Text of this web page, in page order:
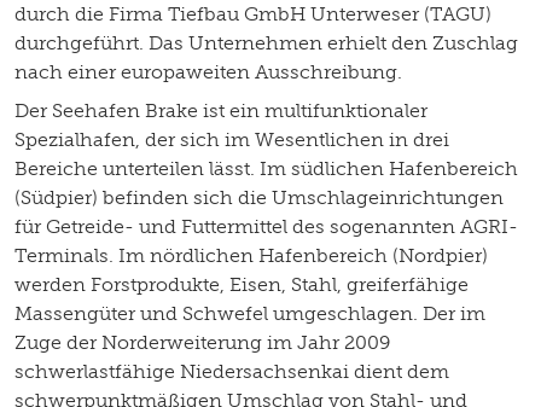
durch die Firma Tiefbau GmbH Unterweser (TAGU)
durchgeführt. Das Unternehmen erhielt den Zuschlag
nach einer europaweiten Ausschreibung.
Der Seehafen Brake ist ein multifunktionaler
Spezialhafen, der sich im Wesentlichen in drei
Bereiche unterteilen lässt. Im südlichen Hafenbereich
(Südpier) befinden sich die Umschlageinrichtungen
für Getreide- und Futtermittel des sogenannten AGRI-
Terminals. Im nördlichen Hafenbereich (Nordpier)
werden Forstprodukte, Eisen, Stahl, greiferfähige
Massengüter und Schwefel umgeschlagen. Der im
Zuge der Norderweiterung im Jahr 2009
schwerlastfähige Niedersachsenkai dient dem
schwerpunktmäßigen Umschlag von Stahl- und